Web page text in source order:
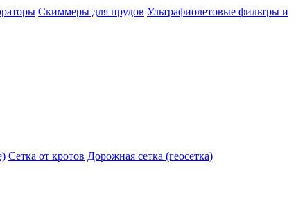
Скиммеры для прудов Ультрафиолетовые фильтры и
Сетка от кротов Дорожная сетка (геосетка)